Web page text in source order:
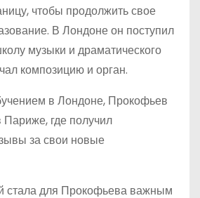
чтобы продолжить свое
В Лондоне он поступил
музыки и драматического
композицию и орган.
в Лондоне, Прокофьев
где получил
за свои новые
стала для Прокофьева важным